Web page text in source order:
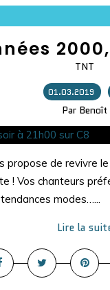
TNT
01.03.2019
Par Benoît
propose de revivre
! Vos chanteurs
modes…...
Lire la